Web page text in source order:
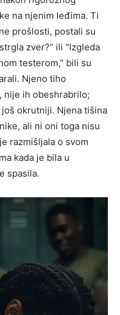
na njenim leđima. Ti
prošlosti, postali su
zver?” ili “Izgleda
testerom,” bili su
Njeno tiho
nije ih obeshrabrilo;
okrutniji. Njena tišina
ali ni oni toga nisu
razmišljala o svom
kada je bila u
spasila.